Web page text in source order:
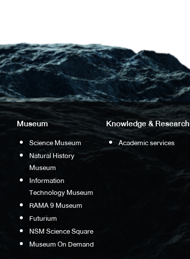
Museum
Science Museum
Natural History
Museum
Information
Technology Museum
RAMA 9 Museum
Futurium
NSM Science Square
Museum On Demand
Knowledge & Research
Academic services